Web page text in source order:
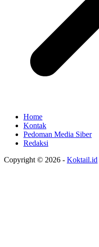
Home
Kontak
Pedoman Media Siber
Redaksi
Copyright © 2026 - Koktail.id